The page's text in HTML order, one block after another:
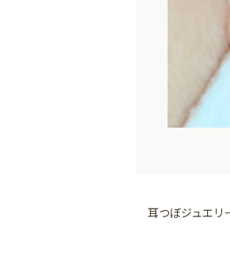
耳つぼジュエ